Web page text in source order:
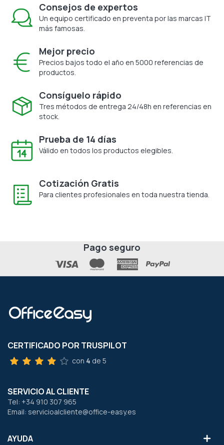
Consejos de expertos
Un equipo certificado en preventa por las marcas IT
más famosas.
Mejor precio
Precios bajos todo el año en 5000 referencias de
productos.
Consíguelo rápido
Tres métodos de entrega 24/48h en referencias en
stock.
Prueba de 14 días
Válido en todos los productos elegibles.
Cotización Gratis
Para clientes profesionales en toda nuestra tienda.
Pago seguro
CERTIFICADO POR TRUSPILOT
con 4 de 5
SERVICIO AL CLIENTE
Tel: +34 910 307 965
Email: servicioalcliente@office-easy.es
AYUDA